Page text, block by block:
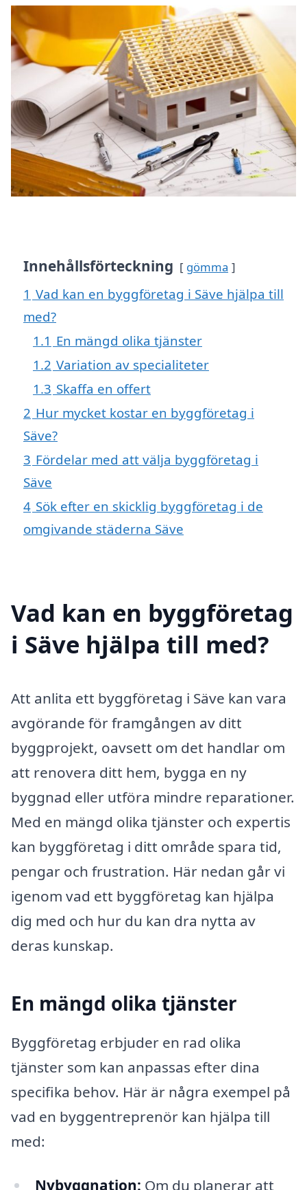
Innehållsförteckning gömma
1 Vad kan en byggföretag i Säve hjälpa till
med?
1.1 En mängd olika tjänster
1.2 Variation av specialiteter
1.3 Skaffa en offert
2 Hur mycket kostar en byggföretag i
Säve?
3 Fördelar med att välja byggföretag i
Säve
4 Sök efter en skicklig byggföretag i de
omgivande städerna Säve
Vad kan en byggföretag
i Säve hjälpa till med?
Att anlita ett byggföretag i Säve kan vara
avgörande för framgången av ditt
byggprojekt, oavsett om det handlar om
att renovera ditt hem, bygga en ny
byggnad eller utföra mindre reparationer.
Med en mängd olika tjänster och expertis
kan byggföretag i ditt område spara tid,
pengar och frustration. Här nedan går vi
igenom vad ett byggföretag kan hjälpa
dig med och hur du kan dra nytta av
deras kunskap.
En mängd olika tjänster
Byggföretag erbjuder en rad olika
tjänster som kan anpassas efter dina
specifika behov. Här är några exempel på
vad en byggentreprenör kan hjälpa till
med:
Nybyggnation: Om du planerar att